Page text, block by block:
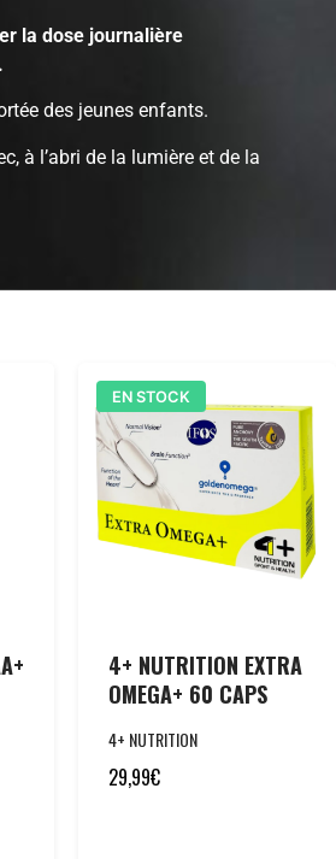
la dose journalière
des jeunes enfants.
à l’abri de la lumière et de la
EN STOCK
4+ NUTRITION EXTRA
OMEGA+ 60 CAPS
4+ NUTRITION
29,99€